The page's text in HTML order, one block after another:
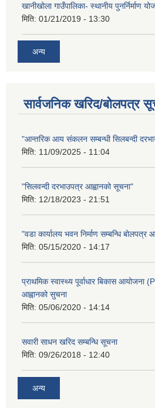
खानीखोला गाउँपालिका- स्थानीय पुनर्निर्माण
मिति: 01/21/2019 - 13:30
अन्य
सार्वजनिक खरिद/बोलपत्र
"आन्तरिक आय संकलन सम्बन्धी सिलबन्दी
मिति: 11/09/2025 - 11:04
"सिलवन्दी दरभाउपत्र आह्वानको सूचना"
मिति: 12/18/2023 - 21:51
"वडा कार्यालय भवन निर्माण सम्बन्धि बोलपत्र
मिति: 05/15/2020 - 14:17
प्राथमिक स्वास्थ्य पूर्वाधार बिकास आयोजना
आह्वानको सुचना
मिति: 05/06/2020 - 14:14
सवारी साधन खरिद सम्बन्धि सूचना
मिति: 09/26/2018 - 12:40
अन्य